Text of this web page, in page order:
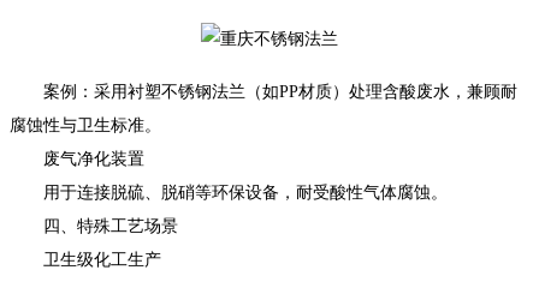
案例：采用衬塑不锈钢法兰（如PP材质）处理含酸废水，兼顾耐
腐蚀性与卫生标准。
废气净化装置
用于连接脱硫、脱硝等环保设备，耐受酸性气体腐蚀。
四、特殊工艺场景
卫生级化工生产